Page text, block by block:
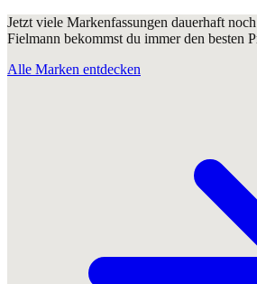
Jetzt viele Markenfassungen dauerhaft
Fielmann bekommst du immer den besten
Alle Marken entdecken